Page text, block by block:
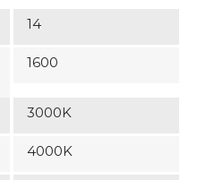
14
1600
3000K
4000K